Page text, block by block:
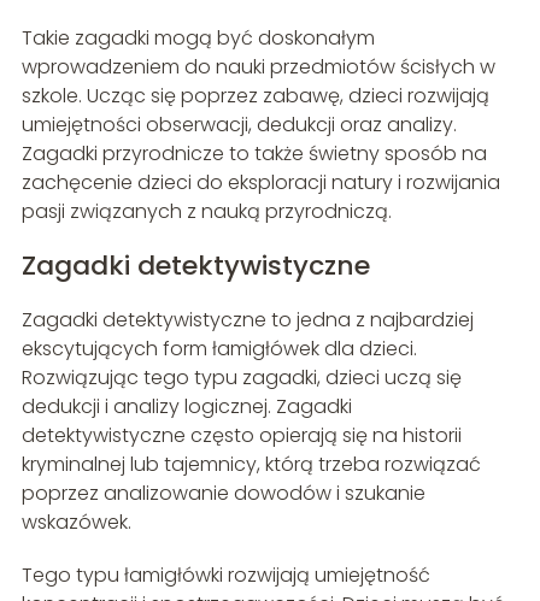
Takie zagadki mogą być doskonałym
wprowadzeniem do nauki przedmiotów ścisłych w
szkole. Ucząc się poprzez zabawę, dzieci rozwijają
umiejętności obserwacji, dedukcji oraz analizy.
Zagadki przyrodnicze to także świetny sposób na
zachęcenie dzieci do eksploracji natury i rozwijania
pasji związanych z nauką przyrodniczą.
Zagadki detektywistyczne
Zagadki detektywistyczne to jedna z najbardziej
ekscytujących form łamigłówek dla dzieci.
Rozwiązując tego typu zagadki, dzieci uczą się
dedukcji i analizy logicznej. Zagadki
detektywistyczne często opierają się na historii
kryminalnej lub tajemnicy, którą trzeba rozwiązać
poprzez analizowanie dowodów i szukanie
wskazówek.
Tego typu łamigłówki rozwijają umiejętność